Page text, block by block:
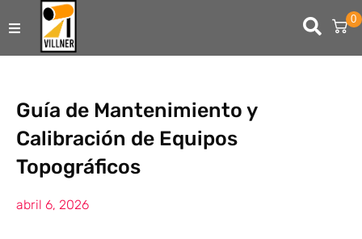
ARRIENDOS
USADOS
SERVICIOS DE INGENIERÍA
0
Guía de Mantenimiento y
Calibración de Equipos
Topográficos
abril 6, 2026